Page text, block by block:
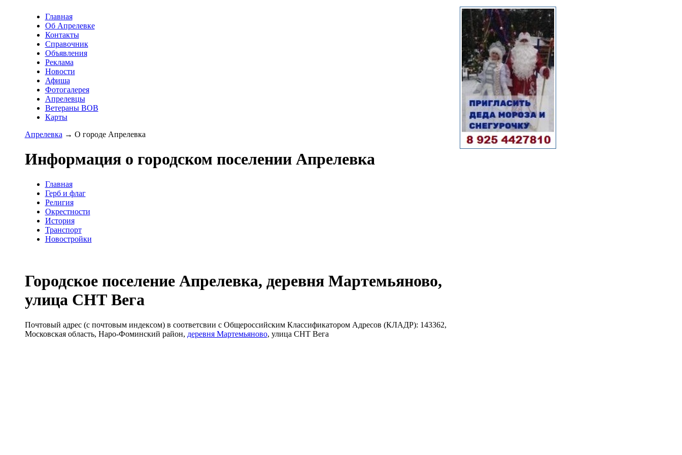
Главная
Об Апрелевке
Контакты
Справочник
Объявления
Реклама
Новости
Афиша
Фотогалерея
Апрелевцы
Ветераны ВОВ
Карты
Апрелевка → О городе Апрелевка
Информация о городском поселении Апрелевка
Главная
Герб и флаг
Религия
Окрестности
История
Транспорт
Новостройки
Городское поселение Апрелевка, деревня Мартемьяново,
улица СНТ Вега
Почтовый адрес (с почтовым индексом) в соответсвии с Общероссийским Классификатором Адресов (КЛАДР): 143362,
Московская область, Наро-Фоминский район, деревня Мартемьяново, улица СНТ Вега